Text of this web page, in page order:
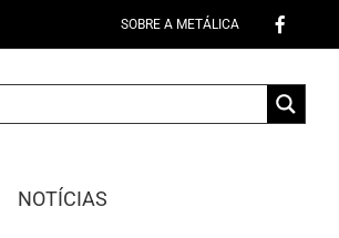
SOBRE A METÁLICA
NOTÍCIAS